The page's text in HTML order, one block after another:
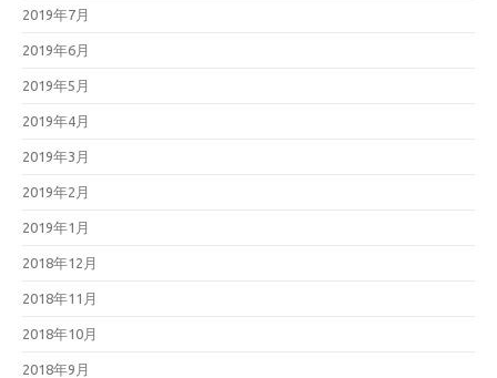
2019年7月
2019年6月
2019年5月
2019年4月
2019年3月
2019年2月
2019年1月
2018年12月
2018年11月
2018年10月
2018年9月